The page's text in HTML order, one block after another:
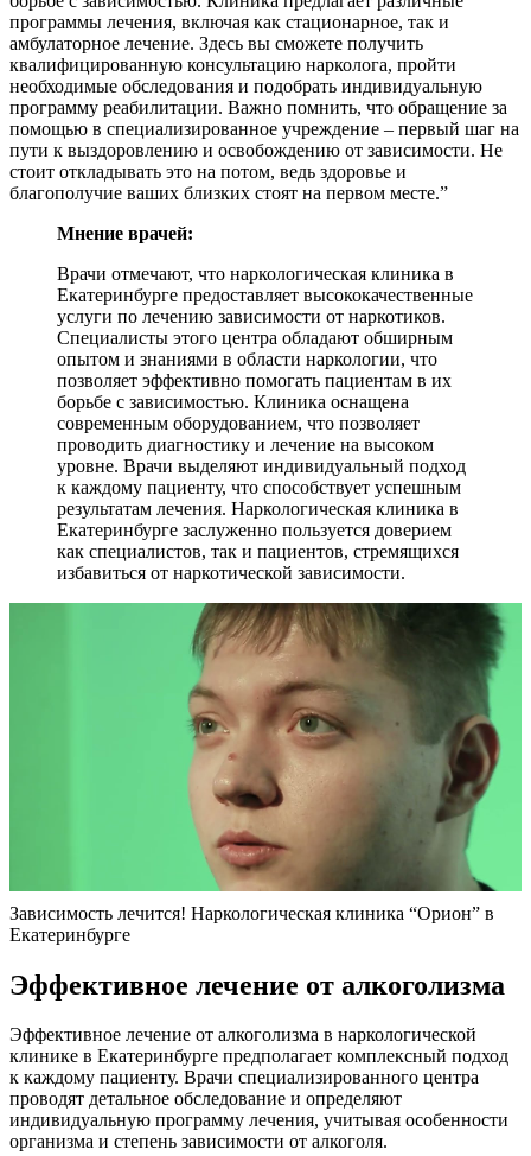
программы лечения, включая как стационарное, так и
амбулаторное лечение. Здесь вы сможете получить
квалифицированную консультацию нарколога, пройти
необходимые обследования и подобрать индивидуальную
программу реабилитации. Важно помнить, что обращение за
помощью в специализированное учреждение – первый шаг на
пути к выздоровлению и освобождению от зависимости. Не
стоит откладывать это на потом, ведь здоровье и
благополучие ваших близких стоят на первом месте.”
Мнение врачей:
Врачи отмечают, что наркологическая клиника в
Екатеринбурге предоставляет высококачественные
услуги по лечению зависимости от наркотиков.
Специалисты этого центра обладают обширным
опытом и знаниями в области наркологии, что
позволяет эффективно помогать пациентам в их
борьбе с зависимостью. Клиника оснащена
современным оборудованием, что позволяет
проводить диагностику и лечение на высоком
уровне. Врачи выделяют индивидуальный подход
к каждому пациенту, что способствует успешным
результатам лечения. Наркологическая клиника в
Екатеринбурге заслуженно пользуется доверием
как специалистов, так и пациентов, стремящихся
избавиться от наркотической зависимости.
Зависимость лечится! Наркологическая клиника “Орион” в
Екатеринбурге
Эффективное лечение от алкоголизма
Эффективное лечение от алкоголизма в наркологической
клинике в Екатеринбурге предполагает комплексный подход
к каждому пациенту. Врачи специализированного центра
проводят детальное обследование и определяют
индивидуальную программу лечения, учитывая особенности
организма и степень зависимости от алкоголя.